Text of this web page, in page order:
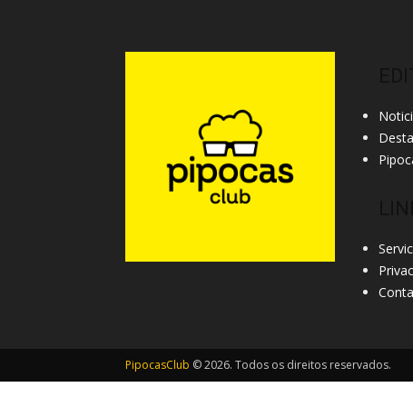
PipocasClub © 2026. Todos os direitos reservados.